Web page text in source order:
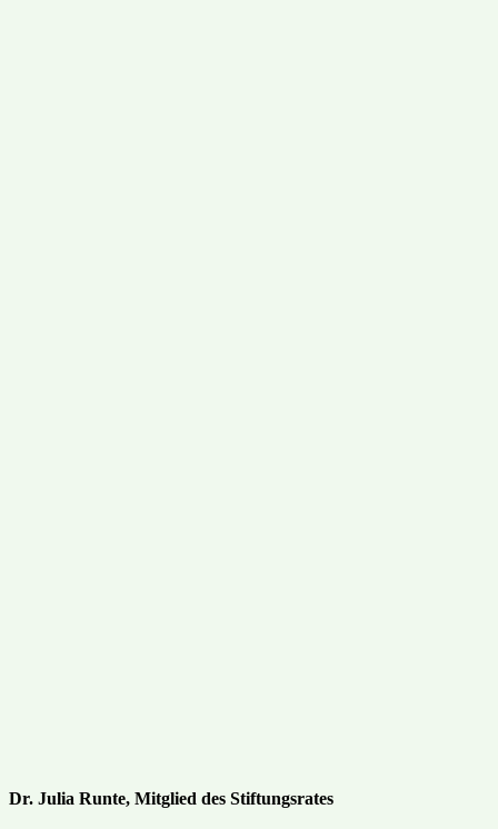
Dr. Julia Runte, Mitglied des Stiftungsrates